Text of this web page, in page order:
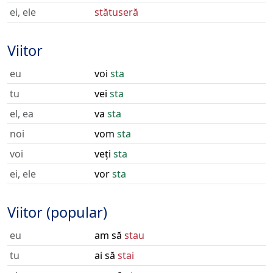
ei, ele
stătuseră
Viitor
eu voi sta
tu
vei sta
el, ea
va sta
noi
vom sta
voi
veți sta
ei, ele
vorsta
Viitor (popular)
eu am să stau
tu
ai să stai